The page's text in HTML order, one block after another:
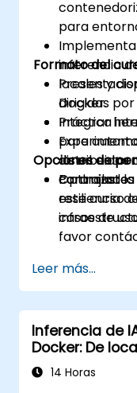
para
inferencia
locales y
Docker.
Integrar
para
distribuidas
Optimizar
resiliencia
Formato del
dirigidas
Práctica
de un
controlado.
Opciones de
Para
este curso
casos de
favor
Leer más...
Inferencia de
Docker: De
14 Horas